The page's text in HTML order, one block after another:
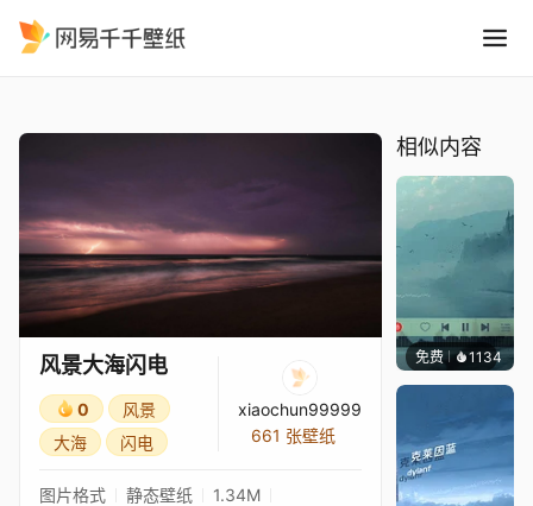
风景大海闪电
0
风景
大海
闪电
xiaochun99999
661 张壁纸
图片格式 静态壁纸
1.34M
相似内容
免费 1134冰茶